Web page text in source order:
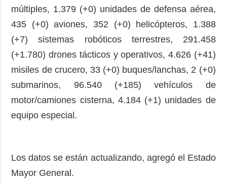
múltiples, 1.379 (+0) unidades de defensa aérea,
435 (+0) aviones, 352 (+0) helicópteros, 1.388
(+7) sistemas robóticos terrestres, 291.458
(+1.780) drones tácticos y operativos, 4.626 (+41)
misiles de crucero, 33 (+0) buques/lanchas, 2 (+0)
submarinos, 96.540 (+185) vehículos de
motor/camiones cisterna, 4.184 (+1) unidades de
equipo especial.
Los datos se están actualizando, agregó el Estado
Mayor General.